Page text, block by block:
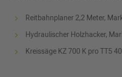
Reitbahnplaner 2,2 Meter,
Hydraulischer Holzhacker,
Kreissäge KZ 700 K pro TT5